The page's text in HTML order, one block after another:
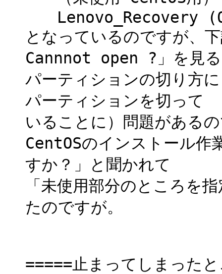
Lenovo_Recovery
となっているのですが、
Cannnot open ?」を見
パーティションの切り方
パーティションを切って
いることに）問題がある
CentOSのインストール作
すか？」と聞かれて
「未使用部分のところを
たのですが。
=====止まってしまった